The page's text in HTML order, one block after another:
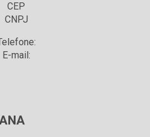
CEP
CNPJ
E-mail: